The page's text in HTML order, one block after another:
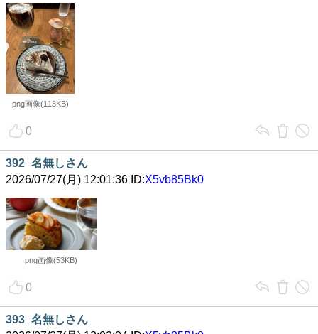
png画像(113KB)
0
392 名無しさん
2026/07/27(月) 12:01:36 ID:X5vb85Bk0
png画像(53KB)
0
393 名無しさん